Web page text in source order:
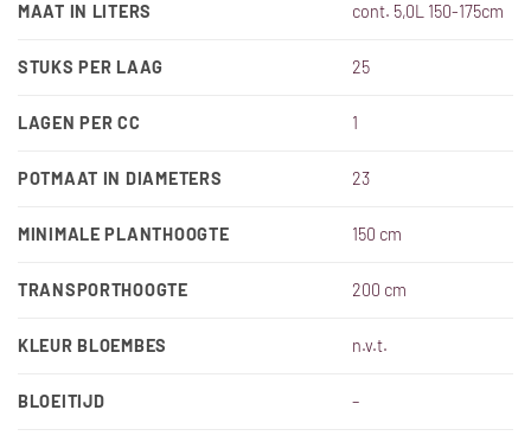
MAAT IN LITERS cont. 5,0L 150-175cm
STUKS PER LAAG 25
LAGEN PER CC 1
POTMAAT IN DIAMETERS 23
MINIMALE PLANTHOOGTE 150 cm
TRANSPORTHOOGTE 200 cm
KLEUR BLOEMBES n.v.t.
BLOEITIJD –